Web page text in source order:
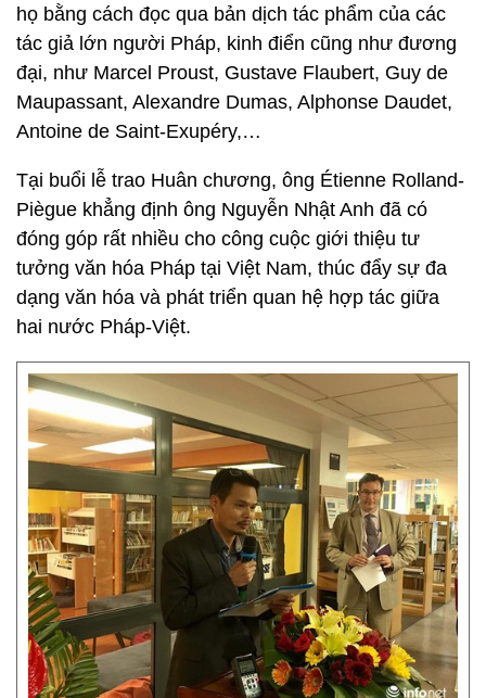
họ bằng cách đọc qua bản dịch tác phẩm của các
tác giả lớn người Pháp, kinh điển cũng như đương
đại, như Marcel Proust, Gustave Flaubert, Guy de
Maupassant, Alexandre Dumas, Alphonse Daudet,
Antoine de Saint-Exupéry,…
Tại buổi lễ trao Huân chương, ông Étienne Rolland-
Piègue khẳng định ông Nguyễn Nhật Anh đã có
đóng góp rất nhiều cho công cuộc giới thiệu tư
tưởng văn hóa Pháp tại Việt Nam, thúc đẩy sự đa
dạng văn hóa và phát triển quan hệ hợp tác giữa
hai nước Pháp-Việt.